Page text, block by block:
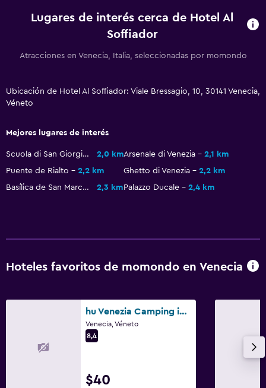
HabitaciónLugares de interés cerca de Hotel Al
Soffiador
Atracciones en Venecia, Italia, seleccionadas por momondo
Ubicación de Hotel Al Soffiador: Viale Bressagio, 10, 30141 Venecia,
Véneto
Mejores lugares de interés
Scuola di San Giorgio degli Schiavoni 2,0 kmArsenale di Venezia
2,1 km
Puente de Rialto
2,2 km Ghetto di Venezia
2,2 km
Basílica de San Marcos
2,3 kmPalazzo Ducale 2,4 km
Hoteles favoritos de momondo en Venecia
hu Venezia Camping in Town
Venecia, Véneto
8,4
$40